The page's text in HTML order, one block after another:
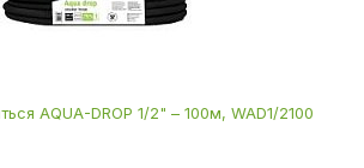
AQUA-DROP 1/2" – 100м, WAD1/2100